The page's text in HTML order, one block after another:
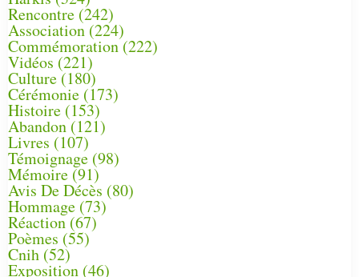
Rencontre (242)
Association (224)
Commémoration(222)
Vidéos (221)
Culture(180)
Cérémonie (173)
Histoire (153)
Abandon(121)
Livres (107)
Témoignage (98)
Mémoire (91)
Avis De Décès (80)
Hommage (73)
Réaction(67)
Poèmes (55)
Cnih (52)
Exposition (46)